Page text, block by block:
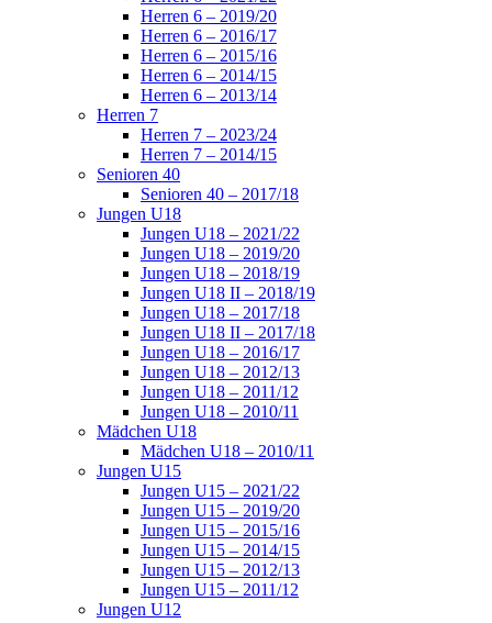
Herren 6 – 2019/20
Herren 6 – 2016/17
Herren 6 – 2015/16
Herren 6 – 2014/15
Herren 6 – 2013/14
Herren 7
Herren 7 – 2023/24
Herren 7 – 2014/15
Senioren 40
Senioren 40 – 2017/18
Jungen U18
Jungen U18 – 2021/22
Jungen U18 – 2019/20
Jungen U18 – 2018/19
Jungen U18 II – 2018/19
Jungen U18 – 2017/18
Jungen U18 II – 2017/18
Jungen U18 – 2016/17
Jungen U18 – 2012/13
Jungen U18 – 2011/12
Jungen U18 – 2010/11
Mädchen U18
Mädchen U18 – 2010/11
Jungen U15
Jungen U15 – 2021/22
Jungen U15 – 2019/20
Jungen U15 – 2015/16
Jungen U15 – 2014/15
Jungen U15 – 2012/13
Jungen U15 – 2011/12
Jungen U12